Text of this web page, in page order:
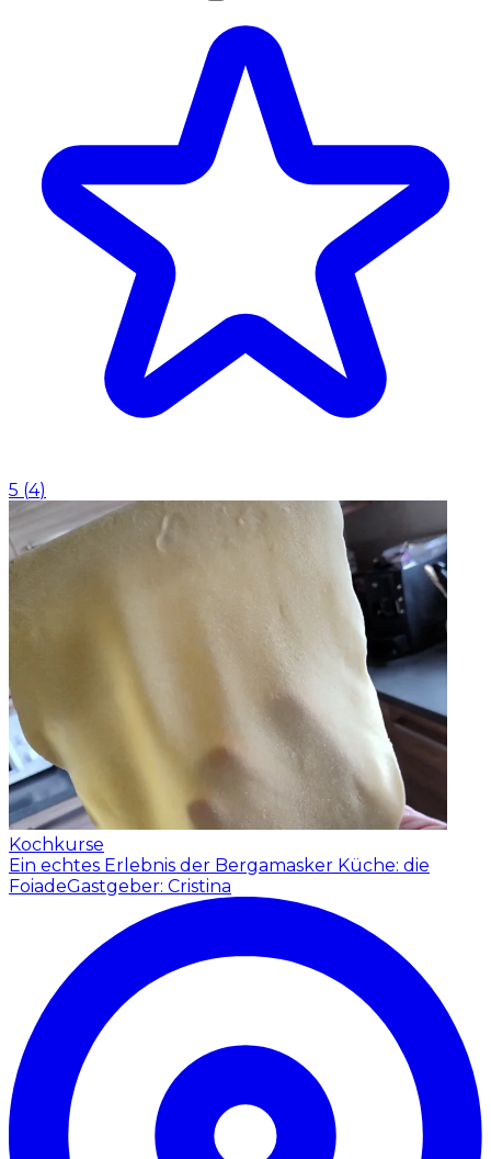
5 (4)
Kochkurse
Ein echtes Erlebnis der Bergamasker Küche: die
FoiadeGastgeber: Cristina